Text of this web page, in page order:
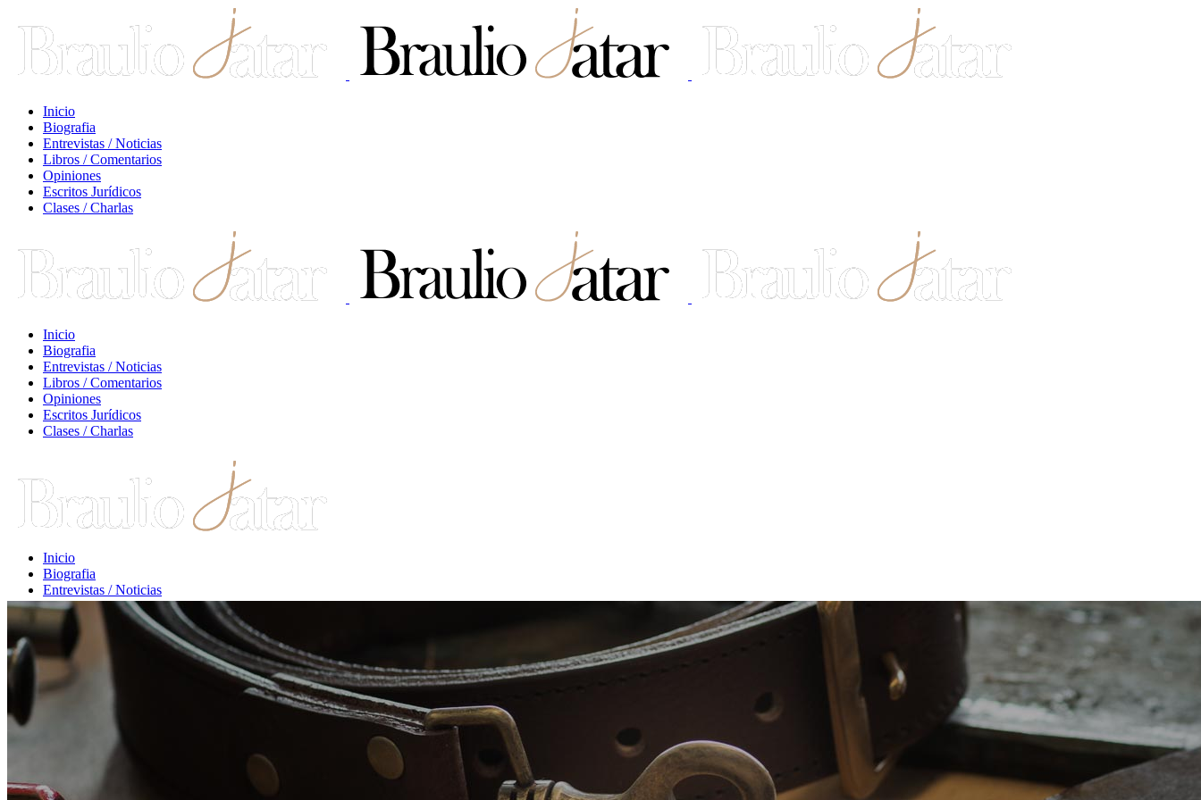
Inicio
Biografia
Entrevistas / Noticias
Libros / Comentarios
Opiniones
Escritos Jurídicos
Clases / Charlas
Inicio
Biografia
Entrevistas / Noticias
Libros / Comentarios
Opiniones
Escritos Jurídicos
Clases / Charlas
Inicio
Biografia
Entrevistas / Noticias
Libros / Comentarios
Opiniones
Escritos Jurídicos
Clases / Charlas